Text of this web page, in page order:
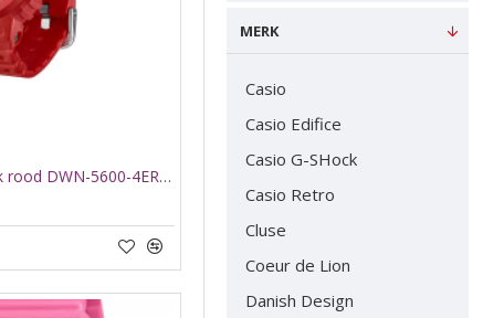
Vinger horloge G-Shock rood DWN-5600-4ER - 66006
MERK
Casio
Casio Edifice
Casio G-SHock
Casio Retro
Cluse
Coeur de Lion
Danish Design